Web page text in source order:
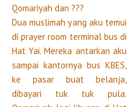
Qomariyah dan ???
Dua muslimah yang aku temui
di prayer room terminal bus di
Hat Yai. Mereka antarkan aku
sampai kantornya bus KBES,
ke pasar buat belanja,
dibayari tuk tuk pula.